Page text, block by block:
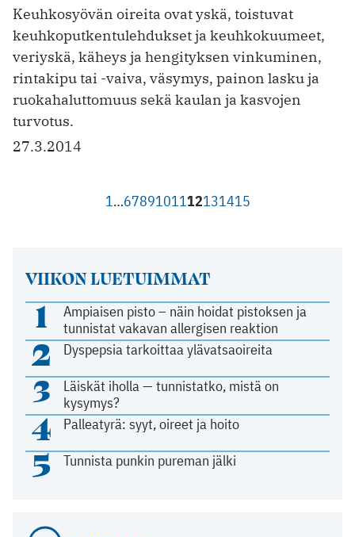
Keuhkosyövän oireita ovat yskä, toistuvat
keuhkoputkentulehdukset ja keuhkokuumeet,
veriyskä, käheys ja hengityksen vinkuminen,
rintakipu tai -vaiva, väsymys, painon lasku ja
ruokahaluttomuus sekä kaulan ja kasvojen
turvotus.
27.3.2014
1…6789101112131415
VIIKON LUETUIMMAT
1
Ampiaisen pisto – näin hoidat pistoksen ja
tunnistat vakavan allergisen reaktion
2 Dyspepsia tarkoittaa ylävatsaoireita
3
Läiskät iholla — tunnistatko, mistä on
kysymys?
4 Palleatyrä: syyt, oireet ja hoito
5 Tunnista punkin pureman jälki